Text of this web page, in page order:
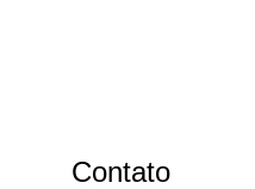
Contato